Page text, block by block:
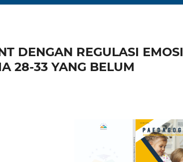
DENGAN REGULASI EMOSI
28-33 YANG BELUM